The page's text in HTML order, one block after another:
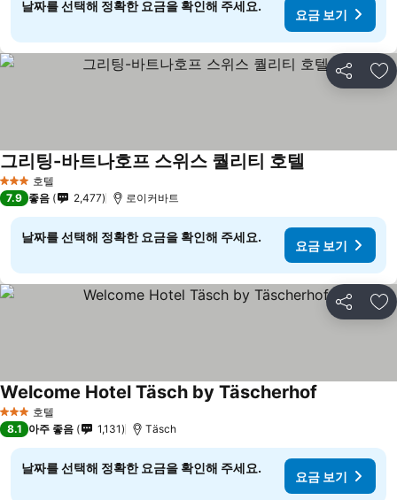
날짜를 선택해 정확한 요금을 확인해 주세요.
요금 보기
공유 즐
3 성급 호텔
그리팅-바트나호프 스위스 퀄리티 호텔
7.9 좋음 2,477 로이커바트
날짜를 선택해 정확한 요금을 확인해 주세요.
요금 보기
공유 즐
3 성급 호텔
Welcome Hotel Täsch by Täscherhof
8.1 아주 좋음 1,131 Täsch
날짜를 선택해 정확한 요금을 확인해 주세요.
요금 보기